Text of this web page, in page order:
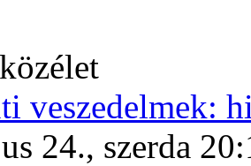
veszedelmek:
24., szerda